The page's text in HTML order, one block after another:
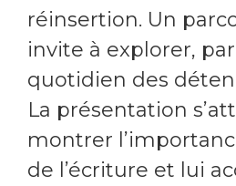
réinsertion. Un
invite à explorer,
quotidien des
La présentation
montrer
de l’écriture et lui